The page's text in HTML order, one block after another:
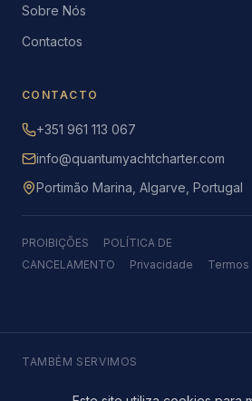
Sobre Nós
Contactos
CONTACTO
+351 961 113 067
info@quantumyachtcharter.com
Portimão Marina, Algarve, Portugal
PROIBIÇÕES
POLÍTICA DE
CANCELAMENTO
Privacidade Termos
TAMBÉM SERVIMOS